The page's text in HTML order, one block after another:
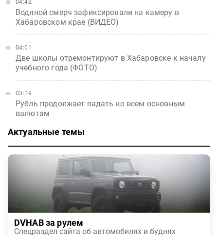
Водяной смерч зафиксировали на камеру в
Хабаровском крае (ВИДЕО)
04:42
Две школы отремонтируют в Хабаровске к началу
учебного года (ФОТО)
04:01
Рубль продолжает падать ко всем основным
валютам
03:19
Актуальные темы
DVHAB за рулем
Спецраздел сайта об автомобилях и буднях